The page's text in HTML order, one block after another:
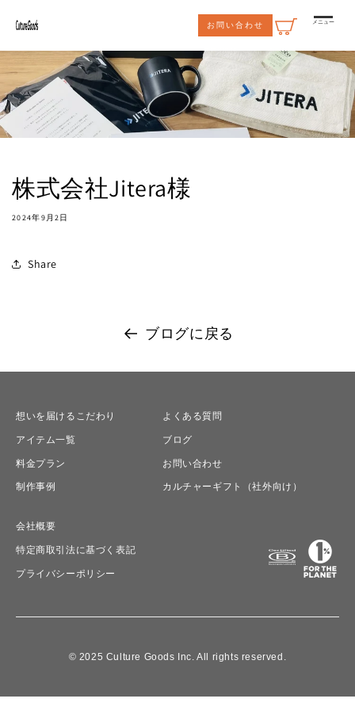
ンツに
進む
お問い合わせ メニュー
株式会社Jitera様
2024年9月2日
Share
ブログに戻る
想いを届けるこだわり
アイテム一覧
料金プラン
制作事例
よくある質問
ブログ
お問い合わせ
カルチャーギフト（社外向け）
会社概要
特定商取引法に基づく表記
プライバシーポリシー
© 2025 Culture Goods Inc. All rights reserved.